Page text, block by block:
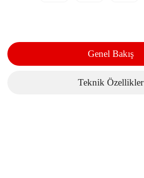
Genel Bakış
Teknik Özellikler